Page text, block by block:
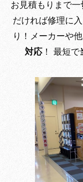
お見積もりまで一
だければ修理に入
り！ メーカーや
対応！ 最短で